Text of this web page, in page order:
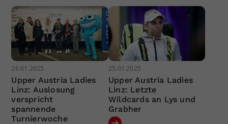
26.01.2025
Upper Austria Ladies
Linz: Auslosung
verspricht
spannende
Turnierwoche
25.01.2025
Upper Austria Ladies
Linz: Letzte
Wildcards an Lys und
Grabher